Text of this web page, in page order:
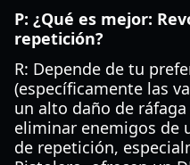
P: ¿Qué es mejor:
repetición?
R: Depende de tu
(específicamente las
un alto daño de
eliminar enemigos de
de repetición,